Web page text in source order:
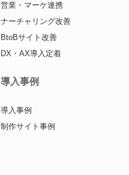
営業・マーケ連携
ナーチャリング改善
BtoBサイト改善
DX・AX導入定着
導入事例
導入事例
制作サイト事例